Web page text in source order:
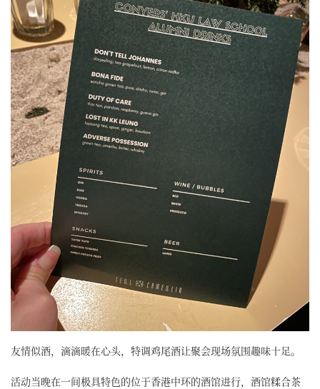
友情似酒，滴滴暖在心头，特调鸡尾酒让聚会现场氛围趣味十足。
活动当晚在一间极具特色的位于香港中环的酒馆进行，酒馆糅合茶